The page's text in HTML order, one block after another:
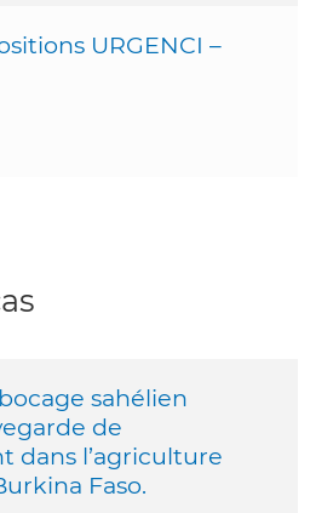
URGENCI –
sahélien
de
dans l’agriculture
Faso.